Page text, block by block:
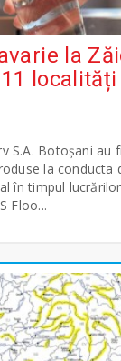
la
S.A. Botoșani au
la conducta
în timpul
Floo...